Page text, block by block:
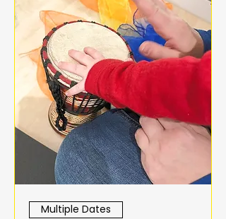
Multiple Dates